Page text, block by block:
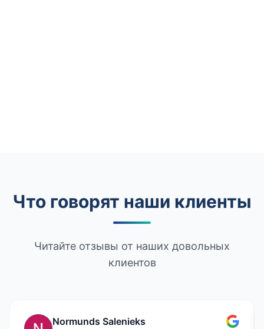
Что говорят наши клиенты
Читайте отзывы от наших довольных
клиентов
Normunds Salenieks